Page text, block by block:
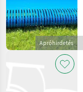
Apróhirdetés